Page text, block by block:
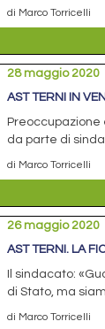
di Marco Torricelli
28 maggio 2020
AST TERNI IN
Preoccupazione
da parte di
di Marco Torricelli
26 maggio 2020
AST TERNI. LA
Il sindacato:
di Stato, ma
di Marco Torricelli